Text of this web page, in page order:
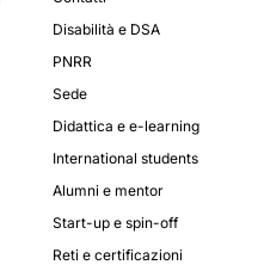
Disabilità e DSA
PNRR
Sede
Didattica e e-learning
International students
Alumni e mentor
Start-up e spin-off
Reti e certificazioni